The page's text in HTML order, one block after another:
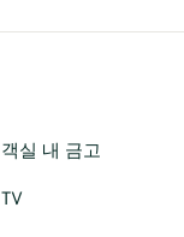
객실 내 금고
TV